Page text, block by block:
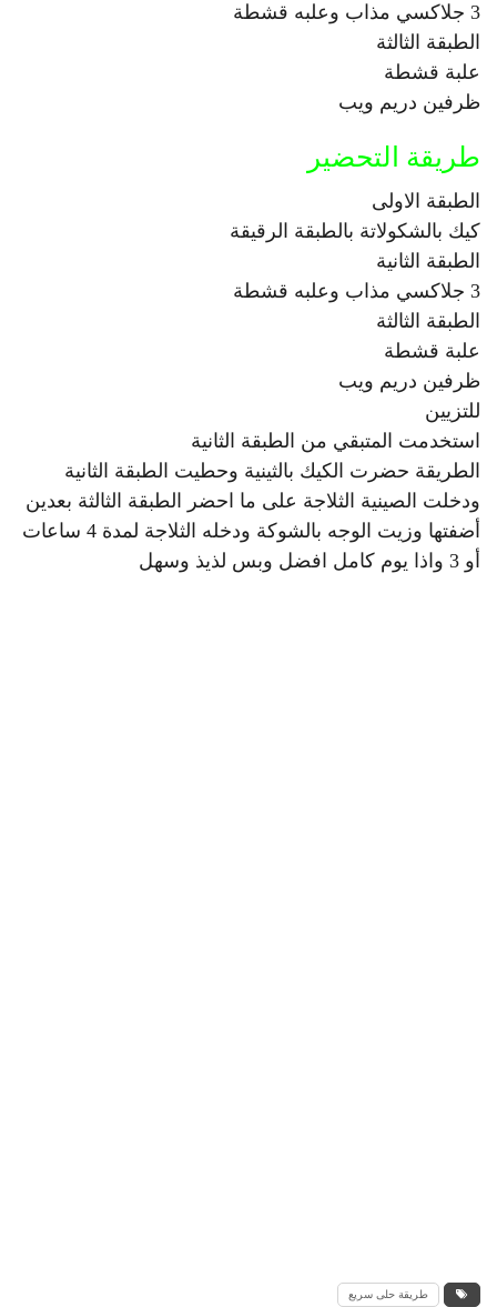
3 جلاكسي مذاب وعلبه قشطة
الطبقة الثالثة
علبة قشطة
ظرفين دريم ويب
طريقة التحضير
الطبقة الاولى
كيك بالشكولاتة بالطبقة الرقيقة
الطبقة الثانية
3 جلاكسي مذاب وعلبه قشطة
الطبقة الثالثة
علبة قشطة
ظرفين دريم ويب
للتزيين
استخدمت المتبقي من الطبقة الثانية
الطريقة حضرت الكيك بالثينية وحطيت الطبقة الثانية
ودخلت الصينية الثلاجة على ما احضر الطبقة الثالثة بعدين
أضفتها وزيت الوجه بالشوكة ودخله الثلاجة لمدة 4 ساعات
أو 3 واذا يوم كامل افضل وبس لذيذ وسهل
طريقة حلى سريع